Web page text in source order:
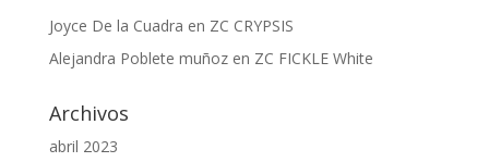
Joyce De la Cuadra en ZC CRYPSIS
Alejandra Poblete muñozen ZC FICKLE White
Archivos
abril 2023